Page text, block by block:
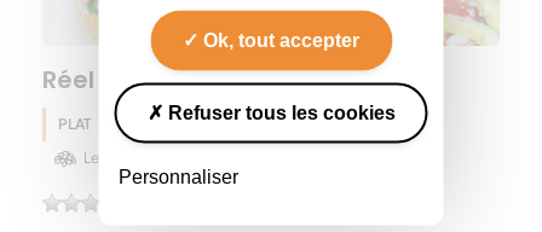
Ok, tout accepter
Refuser tous les cookies
Personnaliser
Réel lunch box
PLAT Pois chiche
Huile d'olive
Lentille